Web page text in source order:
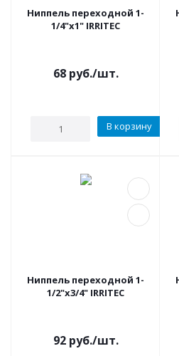
Ниппель переходной 1-
1/4"x1" IRRITEC
68руб./шт.
В корзину
Ниппель переходной 1-
1/2"x3/4" IRRITEC
92руб./шт.